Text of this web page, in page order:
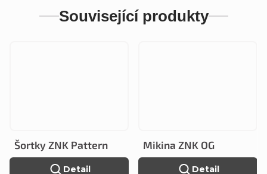
Související produkty
Šortky ZNK Pattern
Detail
Mikina ZNK OG
Detail